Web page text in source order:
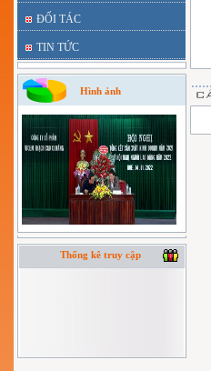
ĐỐI TÁC
TIN TỨC
Hình ảnh
Thống kê truy cập